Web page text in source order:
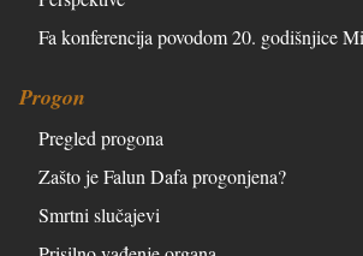
Fa konferencija povodom 20. godišnjice
Progon
Pregled progona
Zašto je Falun Dafa progonjena?
Smrtni slučajevi